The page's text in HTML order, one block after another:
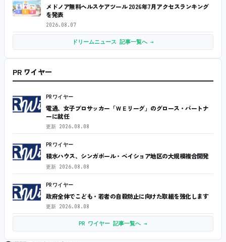
メドノア無料ヘルスケアツール 2026年7月アクセスランキング
を発表
2026.08.07
ドリームニュース 記事一覧へ →
PR ワイヤー
PRワイヤー
電通、女子プロサッカー「ＷＥリーグ」のグロース・パートナ
ーに就任
更新 2026.08.08
PRワイヤー
積水ハウス、シンガポール・ベイショア地区の大規模複合開発
更新 2026.08.08
PRワイヤー
政府全体でこども・若者の自殺防止に向けた取組を強化します
更新 2026.08.08
PR ワイヤー 記事一覧へ →